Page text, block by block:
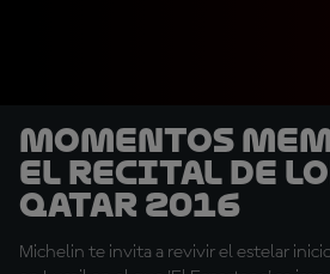
Momentos
El recital de
Qatar 2016
Michelin te invita a revivir el estelar